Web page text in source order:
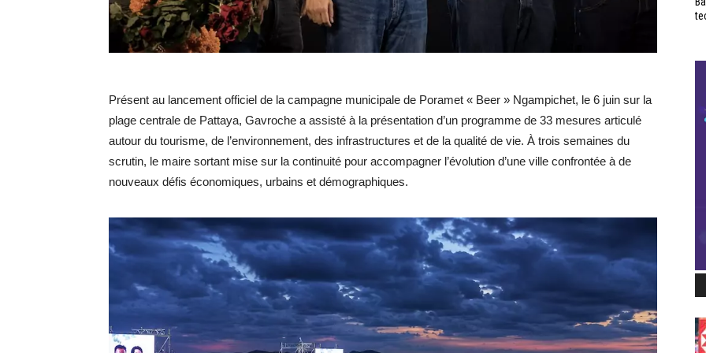
Présent au lancement officiel de la campagne municipale de Poramet « Beer » Ngampichet, le 6 juin sur la
plage centrale de Pattaya, Gavroche a assisté à la présentation d’un programme de 33 mesures articulé
autour du tourisme, de l’environnement, des infrastructures et de la qualité de vie. À trois semaines du
scrutin, le maire sortant mise sur la continuité pour accompagner l’évolution d’une ville confrontée à de
nouveaux défis économiques, urbains et démographiques.